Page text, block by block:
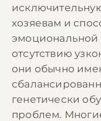
хозяевам и
эмоциональной
отсутствию
они обычно
генетически
проблем.